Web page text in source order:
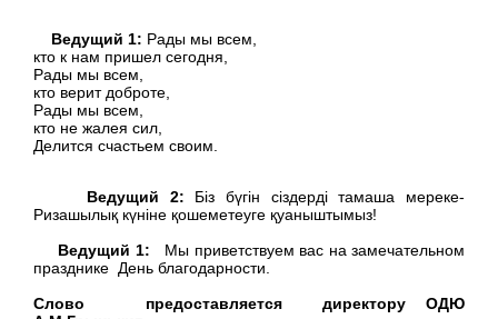
Ведущий 1: Рады мы всем,
кто к нам пришел сегодня,
Рады мы всем,
кто верит доброте,
Рады мы всем,
кто не жалея сил,
Делится счастьем своим.
Ведущий 2: Біз бүгін сіздерді тамаша мереке-
Ризашылық күніне қошеметеуге қуаныштымыз!
Ведущий 1:
Мы приветствуем вас на замечательном
празднике День благодарности.
Слово предоставляется директору ОДЮ